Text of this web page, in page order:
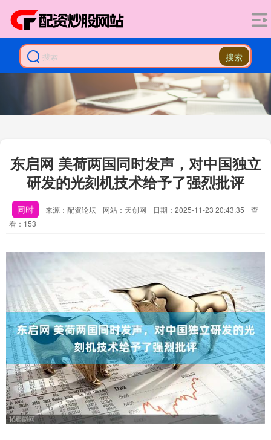
搜索
东启网 美荷两国同时发声，对中国独立
研发的光刻机技术给予了强烈批评
同时 来源：配资论坛 网站：天创网 日期：2025-11-23 20:43:35
查
看：153